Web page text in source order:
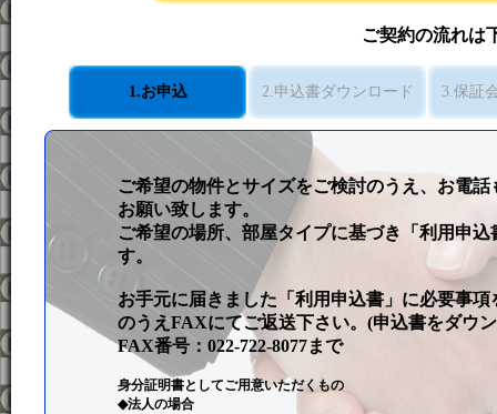
ご契約の流れは
1.お申込 2.申込書ダウンロード 3.保証
ご希望の物件とサイズをご検討のうえ、お電
お願い致します。
ご希望の場所、部屋タイプに基づき「利用申
す。
お手元に届きました「利用申込書」に必要事
のうえFAXにてご返送下さい。(申込書をダウ
FAX番号：022-722-8077まで
身分証明書としてご用意いただくもの
◆法人の場合